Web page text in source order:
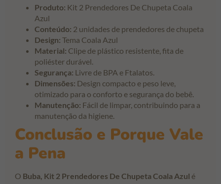
Produto: Kit 2 Prendedores De Chupeta Coala
Azul
Conteúdo: 2 unidades de prendedores de chupeta
Design: Tema Coala Azul
Material: Clipe de plástico resistente, fita de
poliéster durável.
Segurança: Livre de BPA e Ftalatos.
Dimensões: Design compacto e peso leve,
otimizado para o conforto e segurança do bebê.
Manutenção: Fácil de limpar, contribuindo para a
manutenção da higiene.
Conclusão e Porque Vale
a Pena
O Buba, Kit 2 Prendedores De Chupeta Coala Azul é